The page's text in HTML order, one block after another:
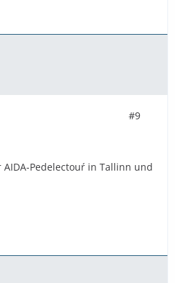
#9
Pedelectouŕ in Tallinn und